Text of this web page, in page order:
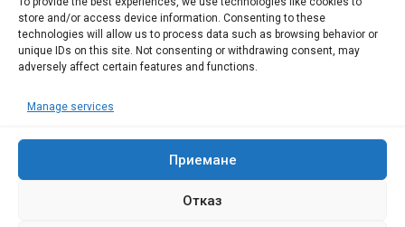
store and/or access device information. Consenting to these
technologies will allow us to process data such as browsing behavior or
unique IDs on this site. Not consenting or withdrawing consent, may
adversely affect certain features and functions.
Manage services
Приемане
Отказ
Административен съд Ловеч
Областна администрация Ловеч
ОДМВР Ловеч
Окръжен съд Ловеч